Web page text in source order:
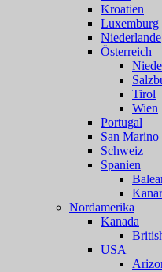
Kroatien
Luxemburg
Niederlande
Österreich
Tirol
Wien
Portugal
San Marino
Schweiz
Spanien
Nordamerika
Kanada
USA